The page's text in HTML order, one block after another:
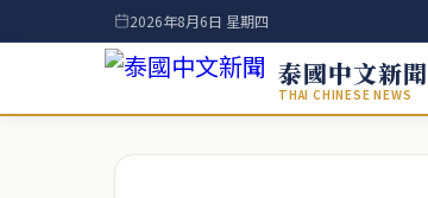
2026年8月6日 星期四
泰國中文新聞
THAI CHINESE NEWS